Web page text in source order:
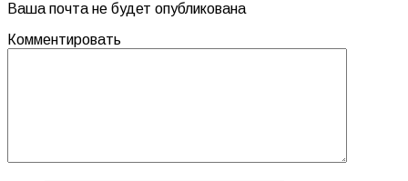
Ваша почта не будет опубликована
Комментировать